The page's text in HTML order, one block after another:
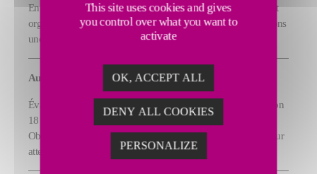
En 10 à 15 jours, nous cartographions vos pertes techniques et
organisationnelles, chiffrons vos gains potentiels, et construisons
une feuille de route claire prête à guider vos décisions.
Audit de maturité
Évaluez la performance de vos processus de maintenance selon
18 critères clés.
Obtenez un diagnostic complet et un plan d’action priorisé pour
atteindre l’excellence opérationnelle.
This site uses cookies and gives
you control over what you want to
activate
OK, ACCEPT ALL
DENY ALL COOKIES
PERSONALIZE